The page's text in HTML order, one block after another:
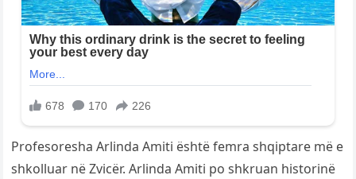
Profesoresha Arlinda Amiti është femra shqiptare më e
shkolluar në Zvicër. Arlinda Amiti po shkruan historinë